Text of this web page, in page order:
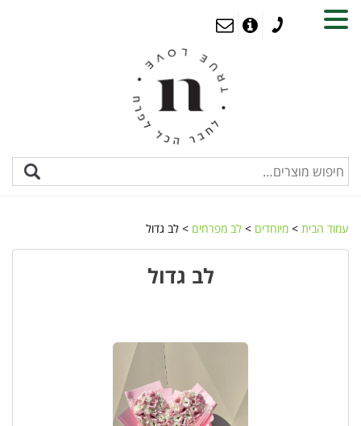
עמוד הבית > מיוחדים > לב מפרחים > לב גדול
לב גדול